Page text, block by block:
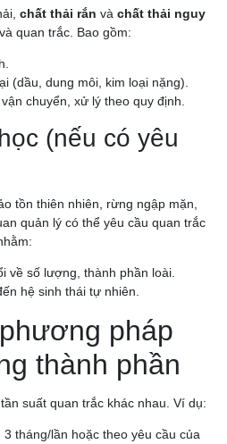
chất thải rắn và chất thải nguy
quan trắc. Bao gồm:
(dầu, dung môi, kim loại nặng).
chuyển, xử lý theo quy định.
(nếu có yêu
tồn thiên nhiên, rừng ngập mặn,
quản lý có thể yêu cầu quan trắc
về số lượng, thành phần loài.
hệ sinh thái tự nhiên.
pháp
thành phần
suất quan trắc khác nhau. Ví dụ:
3 tháng/lần hoặc theo yêu cầu của